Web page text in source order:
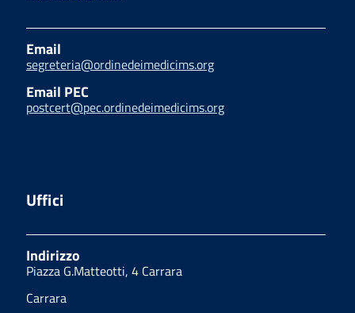
Email
segreteria@ordinedeimedicims.org
Email PEC
postcert@pec.ordinedeimedicims.org
Uffici
Indirizzo
Piazza G.Matteotti, 4 Carrara
Carrara